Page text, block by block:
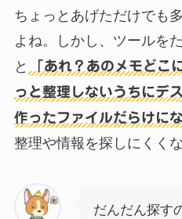
ちょっとあげただけでも
よね。しかし、ツールを
と
「あれ？あのメモどこ
っと整理しないうちにデ
作ったファイルだらけに
整理や情報を探しにくく
だんだん探す